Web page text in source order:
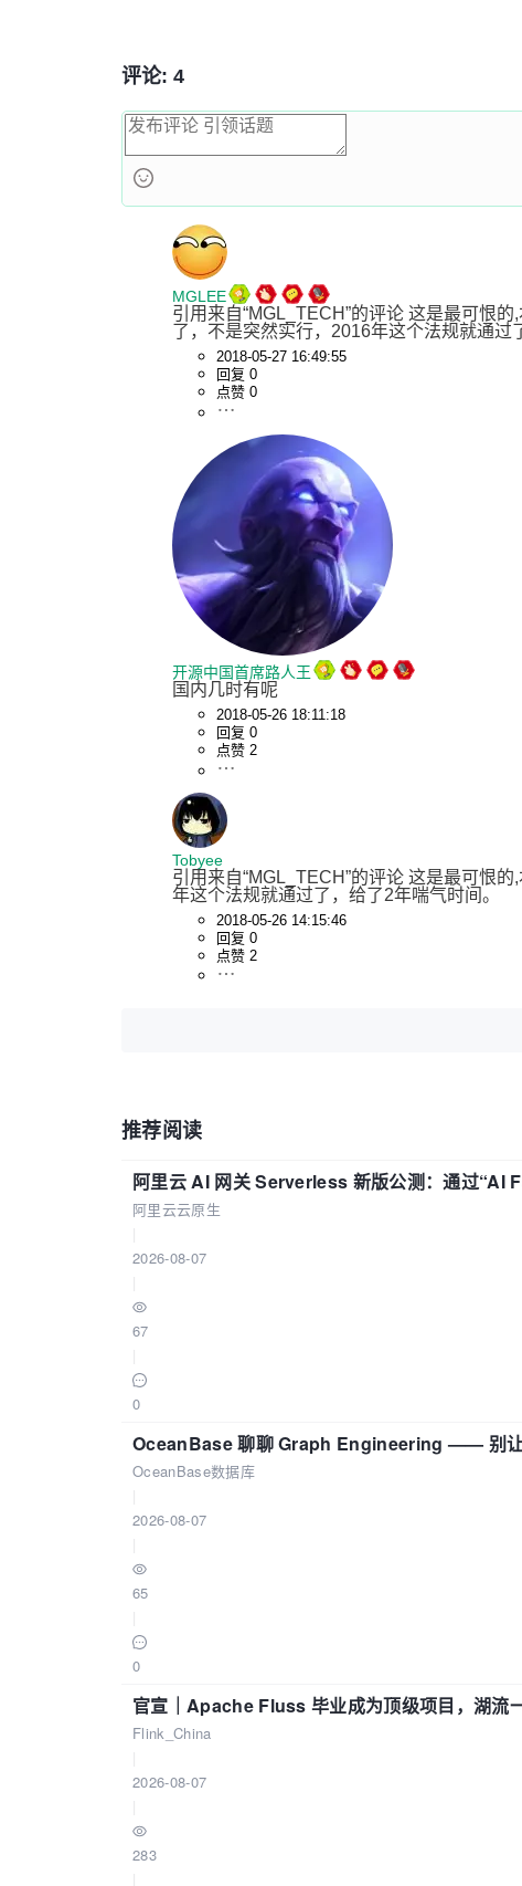
评论: 4
MGLEE
引用来自“MGL_TECH”的评论 这是最可恨
了，不是突然实行，2016年这个法规就通过
2018-05-27 16:49:55
回复 0
点赞 0
开源中国首席路人王
国内几时有呢
2018-05-26 18:11:18
回复 0
点赞 2
Tobyee
引用来自“MGL_TECH”的评论 这是最可恨
年这个法规就通过了，给了2年喘气时间。
2018-05-26 14:15:46
回复 0
点赞 2
推荐阅读
阿里云 AI 网关 Serverless 新版公测：通过“AI
阿里云云原生
2026-08-07
67
0
OceanBase 聊聊 Graph Engineering —— 别
OceanBase数据库
2026-08-07
65
0
官宣｜Apache Fluss 毕业成为顶级项目，湖
Flink_China
2026-08-07
283